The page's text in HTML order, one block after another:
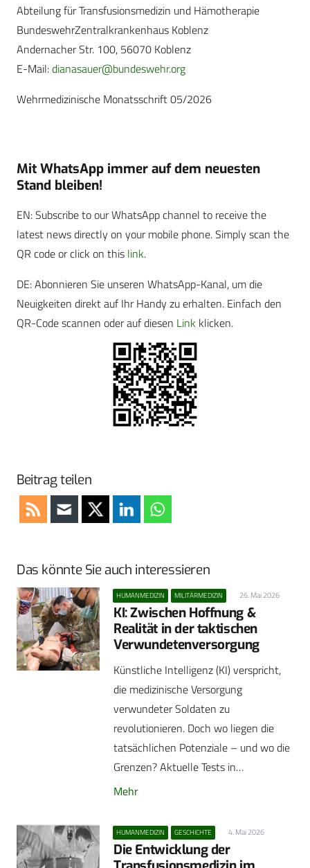
Abteilung für Transfusionsmedizin und Hämotherapie
BundeswehrZentralkrankenhaus Koblenz
Andernacher Str. 100, 56070 Koblenz
E-Mail:dianasauer@bundeswehr.org
Wehrmedizinische Monatsschrift 05/2026
Mit WhatsApp immer auf dem neuesten
Stand bleiben!
EN: Subscribe to our WhatsApp channel to receive the
latest news directly on your mobile phone. Simply scan the
QR code or click on this link.
DE: Abonnieren Sie unseren WhatsApp-Kanal, um die
Neuigkeiten direkt auf Ihr Handy zu erhalten. Einfach den
QR-Code scannen oder auf diesen Link klicken.
Beitrag teilen
Das könnte Sie auch interessieren
HUMANMEDIZIN MILITÄRMEDIZIN 26. Mai 2026
KI: Zwischen Hoffnung &
Realität in der taktischen
Verwundetenversorgung
Künstliche Intelligenz (KI) verspricht,
die medizinische Versorgung
verwundeter Soldaten zu
revolutionieren. Doch wo liegen die
tatsächlichen Potenziale – und wo die
Grenzen? Aktuelle Tests in…
Mehr
HUMANMEDIZIN GESCHICHTE 4. Mai 2026
Die Entwicklung der